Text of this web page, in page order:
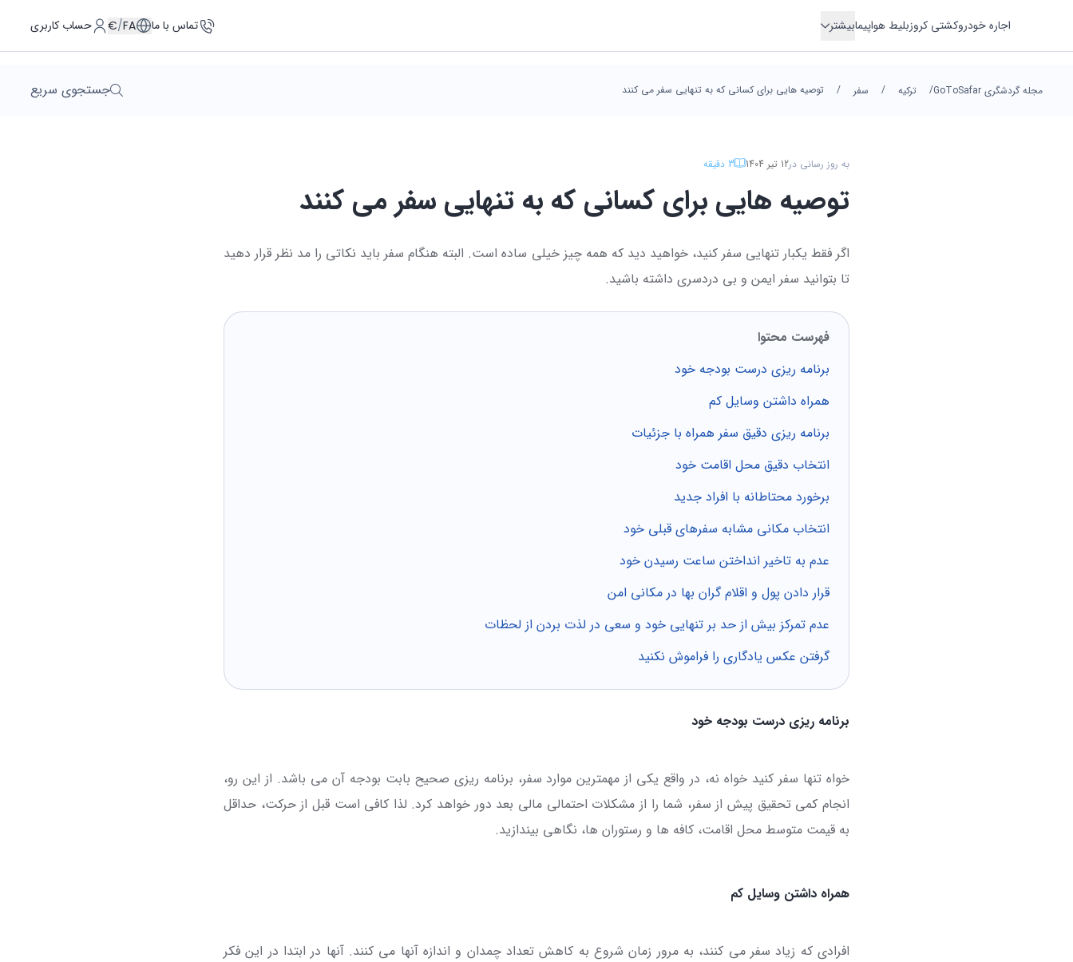
اجاره خودروکشتی کروزبلیط هواپیمابیشتر
هتل
تماس با ما FA
/
€ حساب کاربری
مجله گردشگری GoToSafar / ترکیه / سفر / توصیه هایی برای کسانی که به تنهایی سفر می کنند جستجوی سریع
به روز رسانی در12 تیر 1404 3 دقیقه
توصیه هایی برای کسانی که به تنهایی سفر می کنند
اگر فقط یکبار تنهایی سفر کنید، خواهید دید که همه چیز خیلی ساده است. البته هنگام سفر باید نکاتی را مد نظر قرار دهید
تا بتوانید سفر ایمن و بی دردسری داشته باشید.
فهرست محتوا
برنامه ریزی درست بودجه خود
همراه داشتن وسایل کم
برنامه ریزی دقیق سفر همراه با جزئیات
انتخاب دقیق محل اقامت خود
برخورد محتاطانه با افراد جدید
انتخاب مکانی مشابه سفرهای قبلی خود
عدم به تاخیر انداختن ساعت رسیدن خود
قرار دادن پول و اقلام گران بها در مکانی امن
عدم تمرکز بیش از حد بر تنهایی خود و سعی در لذت بردن از لحظات
گرفتن عکس یادگاری را فراموش نکنید
برنامه ریزی درست بودجه خود
خواه تنها سفر کنید خواه نه، در واقع یکی از مهمترین موارد سفر، برنامه ریزی صحیح بابت بودجه آن می باشد. از این رو،
انجام کمی تحقیق پیش از سفر، شما را از مشکلات احتمالی مالی بعد دور خواهد کرد. لذا کافی است قبل از حرکت، حداقل
به قیمت متوسط محل اقامت، کافه ها و رستوران ها، نگاهی بیندازید.
همراه داشتن وسایل کم
افرادی که زیاد سفر می کنند، به مرور زمان شروع به کاهش تعداد چمدان و اندازه آنها می کنند. آنها در ابتدا در این فکر